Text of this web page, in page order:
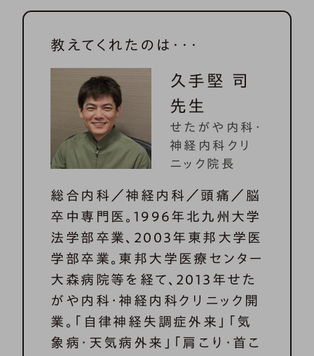
教えてくれたのは・・・
久手堅 司
先生
せたがや内科・
神経内科クリ
ニック院長
総合内科／神経内科／頭痛／脳
卒中専門医。1996年北九州大学
法学部卒業、2003年東邦大学医
学部卒業。東邦大学医療センター
大森病院等を経て、2013年せた
がや内科・神経内科クリニック開
業。「自律神経失調症外来」「気
象病・天気病外来」「肩こり・首こ